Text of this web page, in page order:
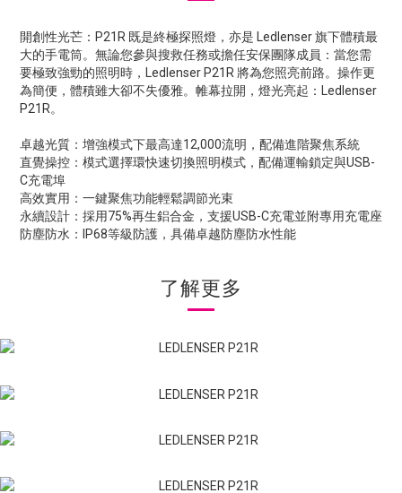
開創性光芒：P21R 既是終極探照燈，亦是 Ledlenser 旗下體積最
大的手電筒。無論您參與搜救任務或擔任安保團隊成員：當您需
要極致強勁的照明時，Ledlenser P21R 將為您照亮前路。操作更
為簡便，體積雖大卻不失優雅。帷幕拉開，燈光亮起：Ledlenser
P21R。
卓越光質：增強模式下最高達12,000流明，配備進階聚焦系統
直覺操控：模式選擇環快速切換照明模式，配備運輸鎖定與USB-
C充電埠
高效實用：一鍵聚焦功能輕鬆調節光束
永續設計：採用75%再生鋁合金，支援USB-C充電並附專用充電座
防塵防水：IP68等級防護，具備卓越防塵防水性能
了解更多